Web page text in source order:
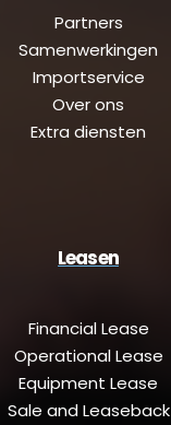
Partners
Samenwerkingen
Importservice
Over ons
Extra diensten
Leasen
Financial Lease
Operational Lease
Equipment Lease
Sale and Leaseback